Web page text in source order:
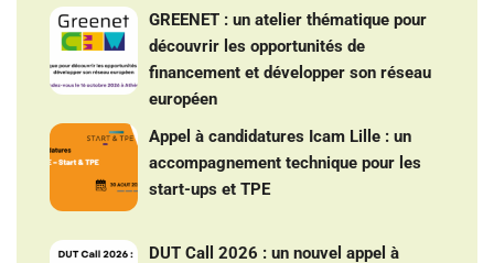
GREENET : un atelier thématique pour
découvrir les opportunités de
financement et développer son réseau
européen
Appel à candidatures Icam Lille : un
accompagnement technique pour les
start-ups et TPE
DUT Call 2026 : un nouvel appel à